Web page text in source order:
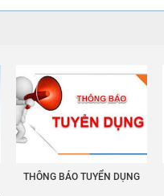
THÔNG BÁO TUYỂN DỤNG